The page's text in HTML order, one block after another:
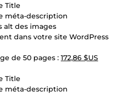
Title
méta-description
alt des images
dans votre site WordPress
de 50 pages : 172,86 $US
Title
méta-description